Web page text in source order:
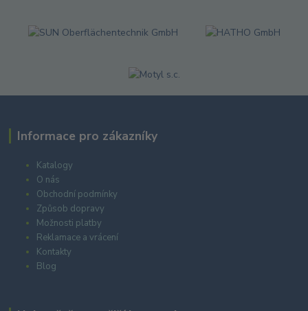
Informace pro zákazníky
Katalogy
O nás
Obchodní podmínky
Způsob dopravy
Možnosti platby
Reklamace a vrácení
Kontakty
Blog